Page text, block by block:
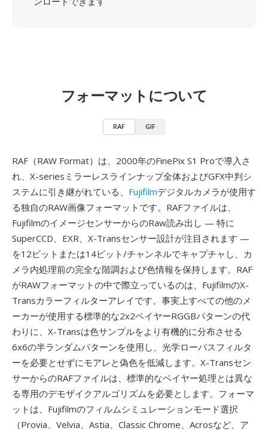
フォーマットについて
RAF GIF
RAF（RAW Format）は、2000年のFinePix S1 Proで導入さ
れ、X-seriesミラーレスラインナップ全体およびGFX中判シ
ステムに引き継がれている、 Fujifilmデジタルカメラが使用す
る独自のRAW画像フォーマットです。RAFファイルは、
FujifilmのイメージセンサーからのRaw読み出し — 特に
SuperCCD、EXR、X-Transセンサー設計が注目されます —
を12ビットまたは14ビット/チャンネルでキャプチャし、カ
メラ内処理前の完全な階調および色情報を保持します。RAF
がRAWフォーマットの中で際立っているのは、FujifilmのX-
Transカラーフィルターアレイです。事実上すべての他のメ
ーカーが使用する標準的な2x2ベイヤーRGGBパターンの代
わりに、X-Transは色サンプルをより有機的に分布させる
6x6の半ランダムパターンを使用し、光学ローパスフィルタ
ーを必要とせずにモアレと偽色を低減します。X-Transセン
サーからのRAFファイルは、標準的なベイヤー処理とは異な
る専用のデモザイクアルゴリズムを必要とします。フォーマ
ットは、Fujifilmのフィルムシミュレーションモード選択
（Provia、Velvia、Astia、Classic Chrome、Acrosなど、ア